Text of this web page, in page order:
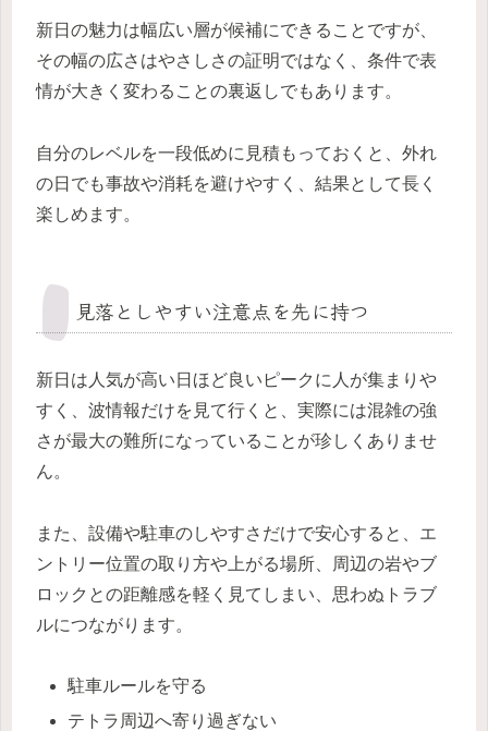
新日の魅力は幅広い層が候補にできることですが、
その幅の広さはやさしさの証明ではなく、条件で表
情が大きく変わることの裏返しでもあります。
自分のレベルを一段低めに見積もっておくと、外れ
の日でも事故や消耗を避けやすく、結果として長く
楽しめます。
見落としやすい注意点を先に持つ
新日は人気が高い日ほど良いピークに人が集まりや
すく、波情報だけを見て行くと、実際には混雑の強
さが最大の難所になっていることが珍しくありませ
ん。
また、設備や駐車のしやすさだけで安心すると、エ
ントリー位置の取り方や上がる場所、周辺の岩やブ
ロックとの距離感を軽く見てしまい、思わぬトラブ
ルにつながります。
駐車ルールを守る
テトラ周辺へ寄り過ぎない